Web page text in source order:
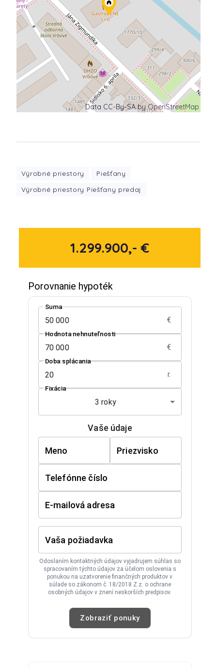
Data CC-By-SA byOpenStreetMap
Výrobné priestory
Piešťany
Výrobné priestory Piešťany predaj
1.299.900,- €